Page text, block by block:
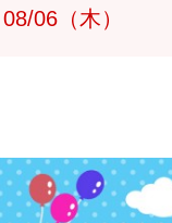
08/06（木）